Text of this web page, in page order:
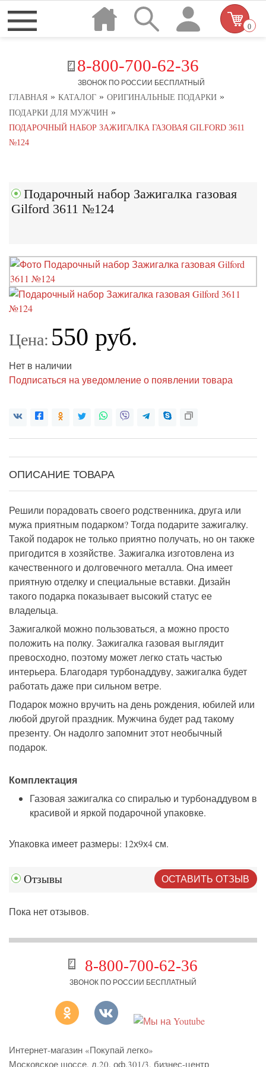
8-800-700-62-36
ЗВОНОК ПО РОССИИ БЕСПЛАТНЫЙ
0
ГЛАВНАЯ » КАТАЛОГ » ОРИГИНАЛЬНЫЕ ПОДАРКИ »
ПОДАРКИ ДЛЯ МУЖЧИН »
ПОДАРОЧНЫЙ НАБОР ЗАЖИГАЛКА ГАЗОВАЯ GILFORD 3611
№124
Подарочный набор Зажигалка газовая
Gilford 3611 №124
Цена: 550 руб.
Нет в наличии
Подписаться на уведомление о появлении товара
ОПИСАНИЕ ТОВАРА
Решили порадовать своего родственника, друга или
мужа приятным подарком? Тогда подарите зажигалку.
Такой подарок не только приятно получать, но он также
пригодится в хозяйстве. Зажигалка изготовлена из
качественного и долговечного металла. Она имеет
приятную отделку и специальные вставки. Дизайн
такого подарка показывает высокий статус ее
владельца.
Зажигалкой можно пользоваться, а можно просто
положить на полку. Зажигалка газовая выглядит
превосходно, поэтому может легко стать частью
интерьера. Благодаря турбонаддуву, зажигалка будет
работать даже при сильном ветре.
Подарок можно вручить на день рождения, юбилей или
любой другой праздник. Мужчина будет рад такому
презенту. Он надолго запомнит этот необычный
подарок.
Комплектация
Газовая зажигалка со спиралью и турбонаддувом в
красивой и яркой подарочной упаковке.
Упаковка имеет размеры: 12х9х4 см.
Отзывы ОСТАВИТЬ ОТЗЫВ
Пока нет отзывов.
8-800-700-62-36
ЗВОНОК ПО РОССИИ БЕСПЛАТНЫЙ
Интернет-магазин «Покупай легко»
Московское шоссе, д.20, оф.301/3, бизнес-центр